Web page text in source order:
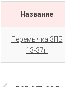
Название
Перемычка 3ПБ
13-37п